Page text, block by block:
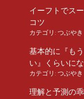
イーフトでス
コツ
カテゴリ: つぶやき
基本的に『も
い』くらいに
カテゴリ: つぶやき
理解と予測の